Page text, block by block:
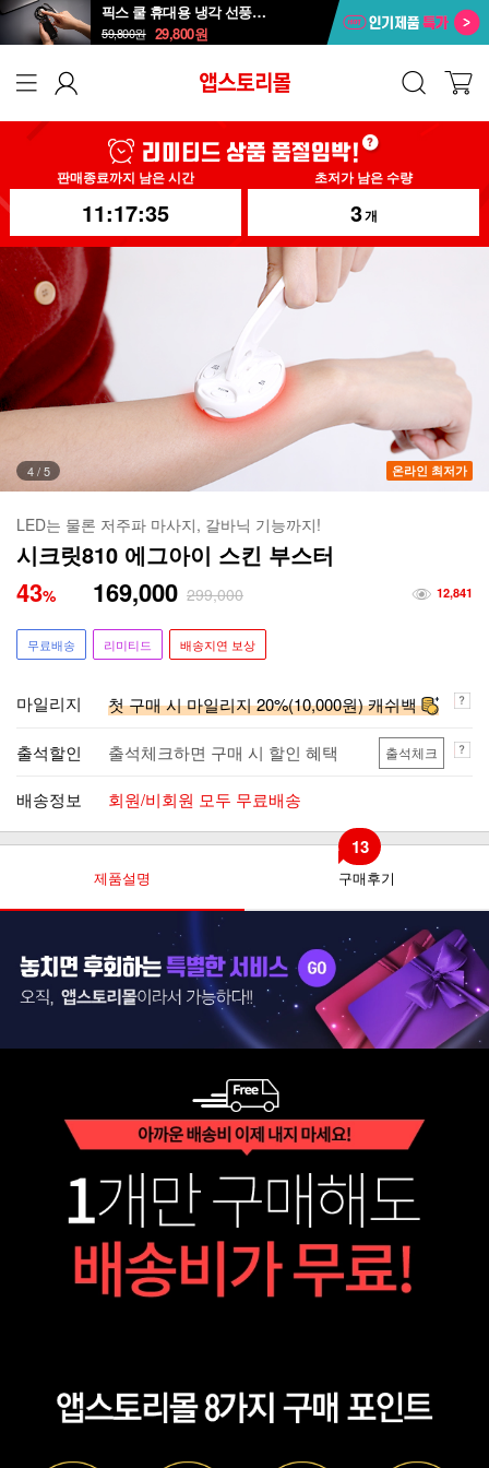
픽스 쿨 휴대용 냉각 선풍기 XPF-502
59,800원 29,800원
판매종료까지 남은 시간
11:17:32
초저가 남은 수량
3개
4/5 온라인 최저가
LED는 물론 저주파 마사지, 갈바닉 기능까지!
시크릿810 에그아이 스킨 부스터
43% 169,000 299,000 12,841
무료배송 리미티드 배송지연 보상
마일리지 첫 구매 시 마일리지 20%(10,000원) 캐쉬백
출석할인 출석체크하면 구매 시 할인 혜택 출석체크
배송정보 회원/비회원 모두 무료배송
제품설명 구매후기
13